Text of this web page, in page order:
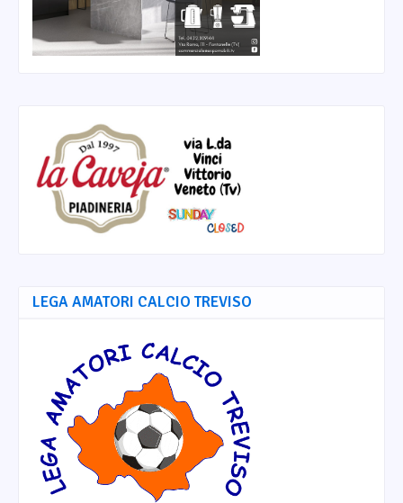
LEGA AMATORI CALCIO TREVISO